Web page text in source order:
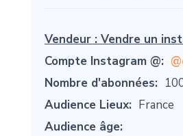
Vendeur : Vendre un
Compte Instagram @:
Nombre d'abonnées:
Audience Lieux: France
Audience âge: